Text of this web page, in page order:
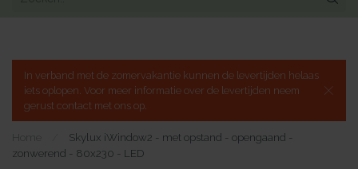
In verband met de zomervakantie kunnen de levertijden helaas
iets oplopen. Voor meer informatie over de levertijden neem
gerust contact met ons op.
Home
Skylux iWindow2 - met opstand - opengaand -
zonwerend - 80x230 - LED